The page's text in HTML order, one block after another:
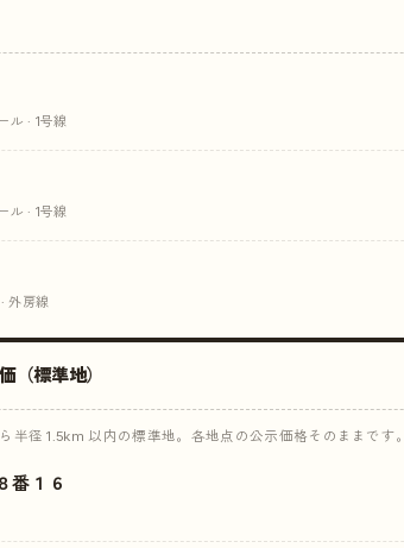
ル · 1号線
ル · 1号線
外房線
（標準地）
半径 1.5km 以内の標準地。各地点の公示価格そのままです。
番１６